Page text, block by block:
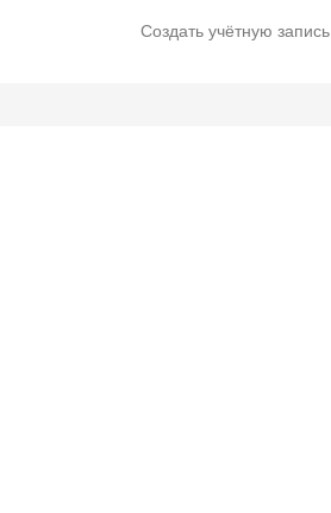
Создать учётную запись